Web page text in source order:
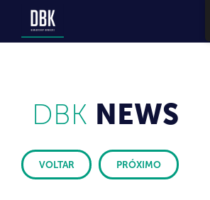
DBK NEWS
VOLTAR PRÓXIMO